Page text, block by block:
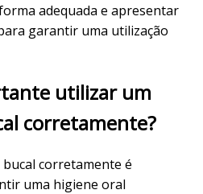
adequada e apresentar
garantir uma utilização
utilizar um
corretamente?
corretamente é
uma higiene oral